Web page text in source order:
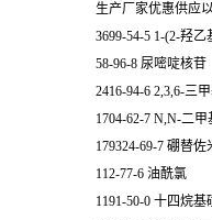
生产厂家优惠供应
3699-54-5 1-(2-羟乙
58-96-8 尿嘧啶核苷
2416-94-6 2,3,6-三
1704-62-7 N,N-二
179324-69-7 硼替佐
112-77-6 油酰氯
1191-50-0 十四烷基